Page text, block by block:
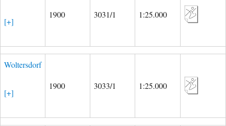
[+]
1900 3031/1 1:25.000
Woltersdorf
[+]
1900 3033/1 1:25.000